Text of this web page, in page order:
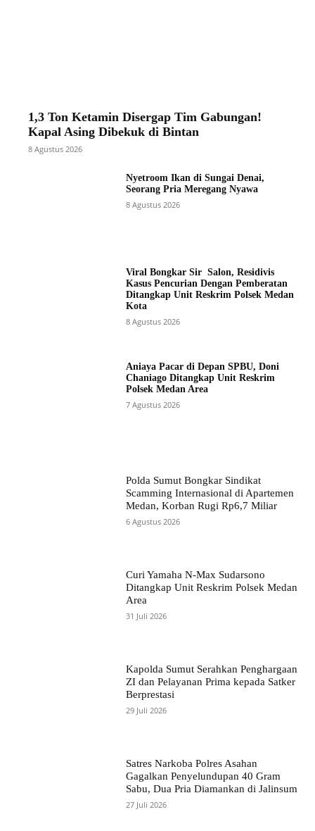
1,3 Ton Ketamin Disergap Tim Gabungan!
Kapal Asing Dibekuk di Bintan
8 Agustus 2026
Nyetroom Ikan di Sungai Denai,
Seorang Pria Meregang Nyawa
8 Agustus 2026
Viral Bongkar Sir Salon, Residivis
Kasus Pencurian Dengan Pemberatan
Ditangkap Unit Reskrim Polsek Medan
Kota
8 Agustus 2026
Aniaya Pacar di Depan SPBU, Doni
Chaniago Ditangkap Unit Reskrim
Polsek Medan Area
7 Agustus 2026
Polda Sumut Bongkar Sindikat
Scamming Internasional di Apartemen
Medan, Korban Rugi Rp6,7 Miliar
6 Agustus 2026
Curi Yamaha N-Max Sudarsono
Ditangkap Unit Reskrim Polsek Medan
Area
31 Juli 2026
Kapolda Sumut Serahkan Penghargaan
ZI dan Pelayanan Prima kepada Satker
Berprestasi
29 Juli 2026
Satres Narkoba Polres Asahan
Gagalkan Penyelundupan 40 Gram
Sabu, Dua Pria Diamankan di Jalinsum
27 Juli 2026